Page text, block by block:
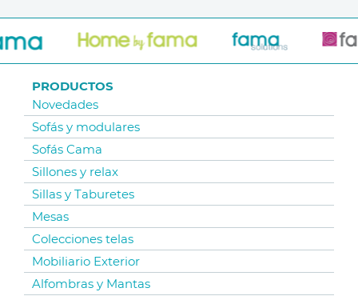
PRODUCTOS
Novedades
Sofás y modulares
Sofás Cama
Sillones y relax
Sillas y Taburetes
Mesas
Colecciones telas
Mobiliario Exterior
Alfombras y Mantas